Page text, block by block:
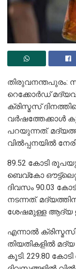
തിരുവനന്തപുരം:
റെക്കോര്‍ഡ്
ക്രിസ്മസ്
വര്‍ഷത്തേക്കാള്‍
പറയുന്നത്.
വില്‍പ്പനയില്‍
89.52 കോടി
ബെവ്‌കോ
ദിവസം 90.03
നടന്നത്.
ശേഷമുള്ള ആദ്യ
എന്നാല്‍
തിയതികളില്‍
കൂടി. 229.80